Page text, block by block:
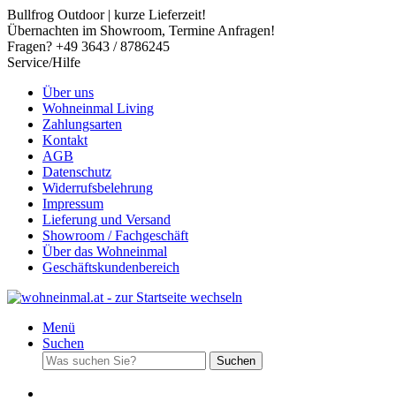
Bullfrog Outdoor | kurze Lieferzeit!
Übernachten im Showroom, Termine Anfragen!
Fragen? +49 3643 / 8786245
Service/Hilfe
Über uns
Wohneinmal Living
Zahlungsarten
Kontakt
AGB
Datenschutz
Widerrufsbelehrung
Impressum
Lieferung und Versand
Showroom / Fachgeschäft
Über das Wohneinmal
Geschäftskundenbereich
Menü
Suchen
Suchen